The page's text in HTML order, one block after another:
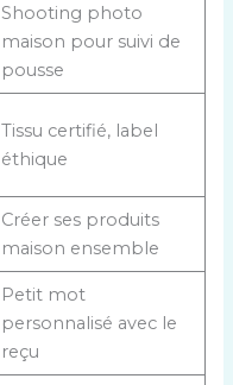
Shooting photo
maison pour suivi de
pousse
Tissu certifié, label
éthique
Créer ses produits
maison ensemble
Petit mot
personnalisé avec le
reçu